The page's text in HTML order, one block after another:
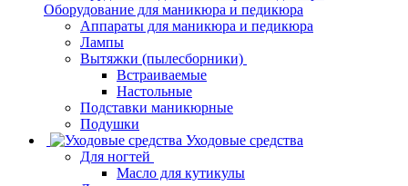
Оборудование для маникюра и педикюра
Аппараты для маникюра и педикюра
Лампы
Вытяжки (пылесборники)
Встраиваемые
Настольные
Подставки маникюрные
Подушки
Уходовые средства
Для ногтей
Масло для кутикулы